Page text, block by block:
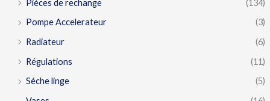
Pièces de rechange
(134)
Pompe Accelerateur
(3)
Radiateur
(6)
Régulations
(11)
Séche linge
(5)